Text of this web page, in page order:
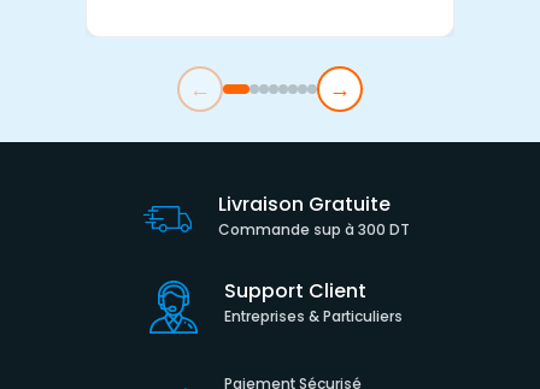
← →
Livraison Gratuite
Commande sup à 300 DT
Support Client
Entreprises & Particuliers
Paiement Sécurisé